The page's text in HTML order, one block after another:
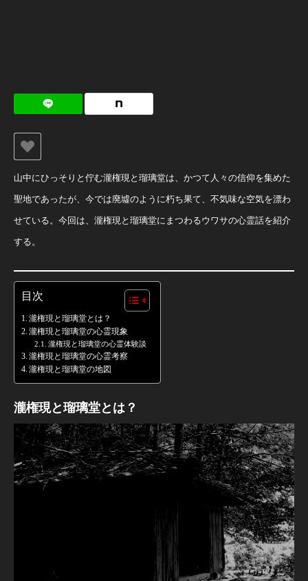
山中にひっそりと佇む瀧権現と瑠璃堂は、かつて人々の信仰を集めた
聖地であったが、今では廃墟のように朽ち果て、不気味な空気を漂わ
せている。今回は、瀧権現と瑠璃堂にまつわるウワサの心霊話を紹介
する。
目次
瀧権現と瑠璃堂とは？
瀧権現と瑠璃堂の心霊現象
瀧権現と瑠璃堂の心霊体験談
瀧権現と瑠璃堂の心霊考察
瀧権現と瑠璃堂の地図
瀧権現と瑠璃堂とは？